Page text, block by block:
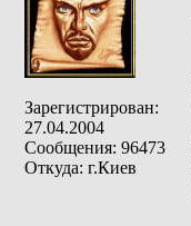
Зарегистрирован:
27.04.2004
Сообщения: 96473
Откуда: г.Киев